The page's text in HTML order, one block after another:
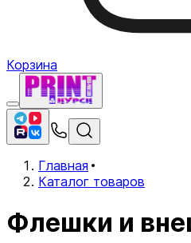
Корзина
Главная
Каталог товаров
Флешки и